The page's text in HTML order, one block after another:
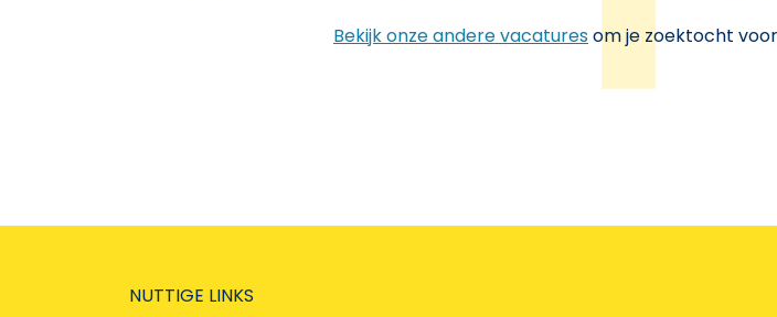
Bekijk onze andere vacaturesom je zoektocht
NUTTIGE LINKS